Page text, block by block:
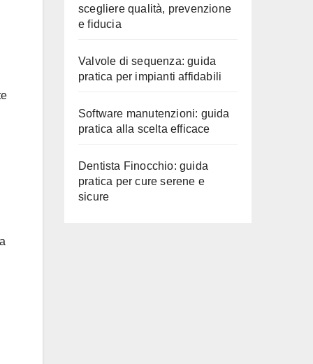
scegliere qualità, prevenzione
e fiducia
Valvole di sequenza: guida
pratica per impianti affidabili
Software manutenzioni: guida
pratica alla scelta efficace
Dentista Finocchio: guida
pratica per cure serene e
sicure